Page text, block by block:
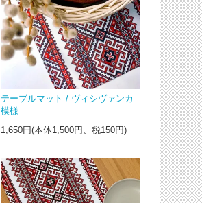
テーブルマット / ヴィシヴァンカ
模様
1,650円(本体1,500円、税150円)